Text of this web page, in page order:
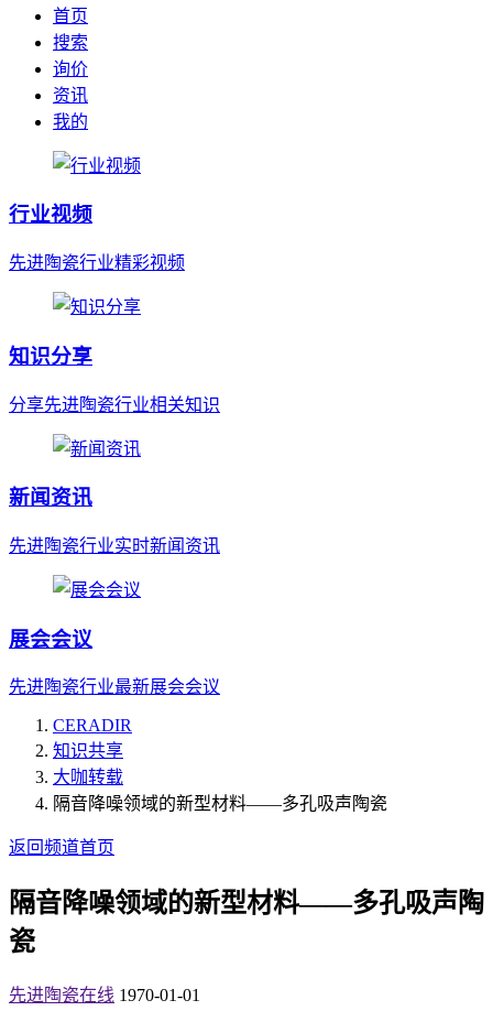
首页
搜索
询价
资讯
我的
行业视频
先进陶瓷行业精彩视频
知识分享
分享先进陶瓷行业相关知识
新闻资讯
先进陶瓷行业实时新闻资讯
展会会议
先进陶瓷行业最新展会会议
CERADIR
知识共享
大咖转载
隔音降噪领域的新型材料——多孔吸声陶瓷
返回频道首页
隔音降噪领域的新型材料——多孔吸声陶
瓷
先进陶瓷在线 1970-01-01